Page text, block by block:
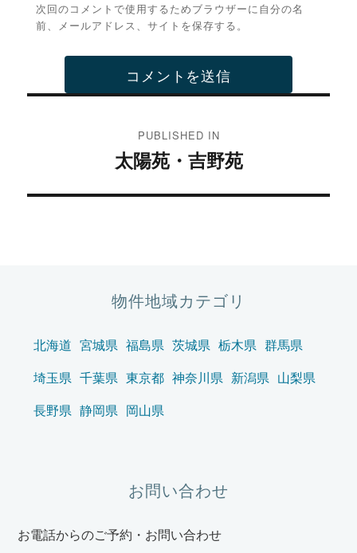
次回のコメントで使用するためブラウザーに自分の名
前、メールアドレス、サイトを保存する。
ビ
ン
PUBLISHED IN
太陽苑・吉野苑
物件地域カテゴリ
北海道 宮城県 福島県 茨城県 栃木県 群馬県
埼玉県 千葉県 東京都 神奈川県 新潟県 山梨県
長野県 静岡県 岡山県
お問い合わせ
お電話からのご予約・お問い合わせ